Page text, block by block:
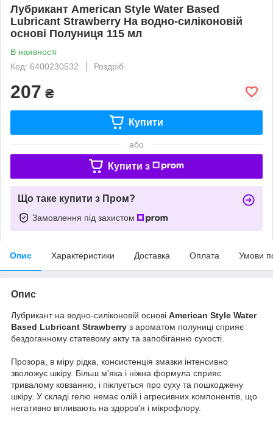
Лубрикант American Style Water Based
Lubricant Strawberry На водно-силіконовій
основі Полуниця 115 мл
В наявності
Код: 6400230532
Роздріб
207 ₴
Купити
або
Купити з
Що таке купити з Пром?
Замовлення під захистом
Опис Характеристики Доставка Оплата Умови
Опис
Лубрикант на водно-силіконовій основі American Style Water
Based Lubricant Strawberry з ароматом полуниці сприяє
бездоганному статевому акту та запобіганню сухості.
Прозора, в міру рідка, консистенція змазки інтенсивно
зволожує шкіру. Більш м'яка і ніжна формула сприяє
тривалому ковзанню, і піклується про суху та пошкоджену
шкіру. У складі гелю немає олій і агресивних компонентів, що
негативно впливають на здоров'я і мікрофлору.